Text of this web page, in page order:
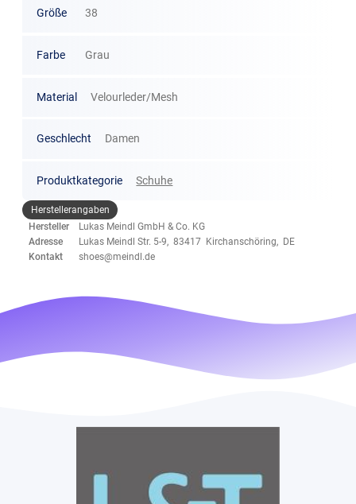
Größe 38
Farbe Grau
Material Velourleder/Mesh
Geschlecht Damen
Produktkategorie Schuhe
Herstellerangaben
Hersteller
Lukas Meindl GmbH & Co. KG
Adresse
Lukas Meindl Str. 5-9, 83417 Kirchanschöring, DE
Kontakt
shoes@meindl.de